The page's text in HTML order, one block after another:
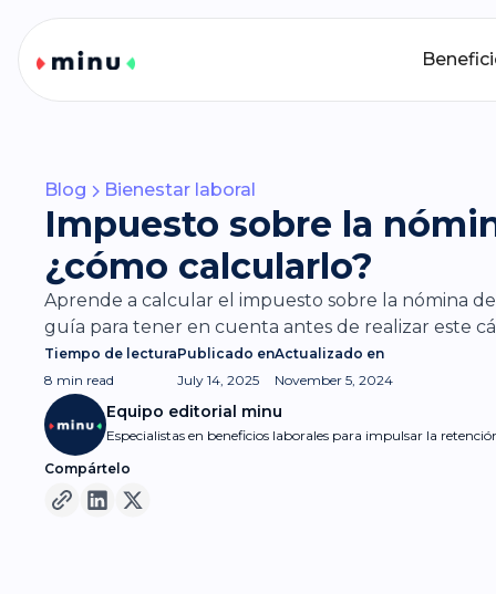
Blog Bienestar laboral
Impuesto sobre la
¿cómo calcularlo?
Aprende a calcular el impuesto sobre la nómina
guía para tener en cuenta antes de realizar este
Tiempo de lectura
8 min read
Publicado en
July 14, 2025
Actualizado en
November 5, 2024
Equipo editorial minu
Especialistas en beneficios laborales para impulsar la
Compártelo